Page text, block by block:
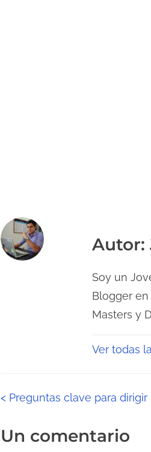
Autor:
Soy un
Blogger
Masters y
Ver todas
N
a
< Preguntas clave para
Un comentario